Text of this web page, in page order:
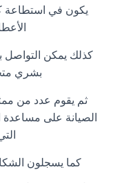
يكون في استطاعة
كذلك يمكن التواصل
بشري
ثم يقوم عدد من
الصيانة على مساعدة
كما يسجلون